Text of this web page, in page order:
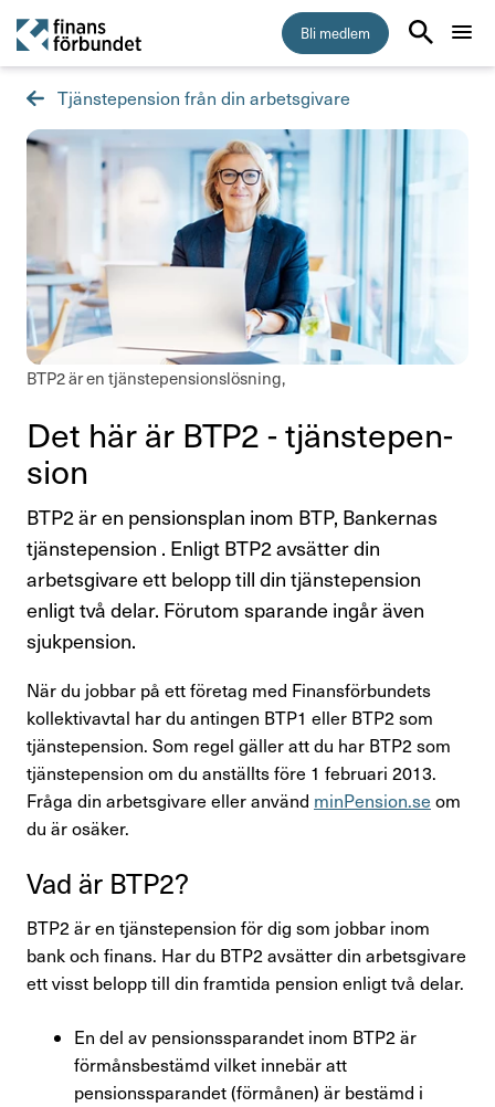
Bli medlem
Medlemskap
Råd & stöd
Anställningsvillkor
Arbetsmiljö
Kollektivavtal
Råd och stöd om lön
Pension
Semester
Sjukskrivning
Om Finansförbundet
Förtroendevald
Tjänstepension från din arbetsgivare
BTP2 är en tjänstepensionslösning,
Det här är BTP2 - tjäns­te­pen­
sion
BTP2 är en pensionsplan inom BTP, Bankernas
tjänstepension . Enligt BTP2 avsätter din
arbetsgivare ett belopp till din tjänstepension
enligt två delar. Förutom sparande ingår även
sjukpension.
När du jobbar på ett företag med Finansförbundets
kollektivavtal har du antingen BTP1 eller BTP2 som
tjänstepension. Som regel gäller att du har BTP2 som
tjänstepension om du anställts före 1 februari 2013.
Fråga din arbetsgivare eller använd minPension.se om
du är osäker.
Vad är BTP2?
BTP2 är en tjänstepension för dig som jobbar inom
bank och finans. Har du BTP2 avsätter din arbetsgivare
ett visst belopp till din framtida pension enligt två delar.
En del av pensionssparandet inom BTP2 är
förmånsbestämd vilket innebär att
pensionssparandet (förmånen) är bestämd i